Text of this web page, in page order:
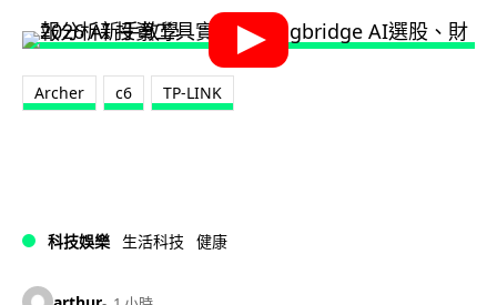
Archer c6 TP-LINK
科技娛樂 生活科技 健康